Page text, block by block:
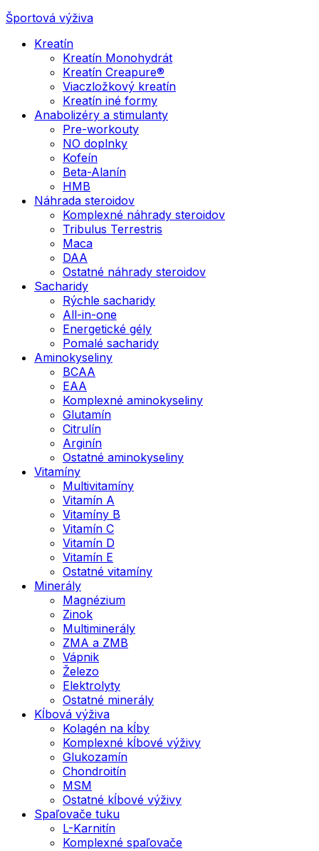
Športová výživa
Kreatín
Kreatín Monohydrát
Kreatín Creapure®
Viaczložkový kreatín
Kreatín iné formy
Anabolizéry a stimulanty
Pre-workouty
NO doplnky
Kofeín
Beta-Alanín
HMB
Náhrada steroidov
Komplexné náhrady steroidov
Tribulus Terrestris
Maca
DAA
Ostatné náhrady steroidov
Sacharidy
Rýchle sacharidy
All-in-one
Energetické gély
Pomalé sacharidy
Aminokyseliny
BCAA
EAA
Komplexné aminokyseliny
Glutamín
Citrulín
Arginín
Ostatné aminokyseliny
Vitamíny
Multivitamíny
Vitamín A
Vitamíny B
Vitamín C
Vitamín D
Vitamín E
Ostatné vitamíny
Minerály
Magnézium
Zinok
Multiminerály
ZMA a ZMB
Vápnik
Železo
Elektrolyty
Ostatné minerály
Kĺbová výživa
Kolagén na kĺby
Komplexné kĺbové výživy
Glukozamín
Chondroitín
MSM
Ostatné kĺbové výživy
Spaľovače tuku
L-Karnitín
Komplexné spaľovače